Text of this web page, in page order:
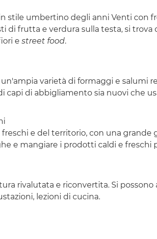
stile umbertino degli anni Venti
di frutta e verdura sulla testa, si
e street food.
varietà di formaggi e salumi
capi di abbigliamento sia nuovi che
e del territorio, con una grande
e mangiare i prodotti caldi e
rivalutata e riconvertita. Si
lezioni di cucina.